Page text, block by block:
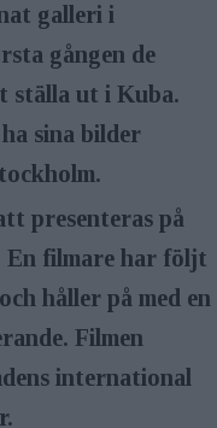
galleri i
gången de
ställa ut i Kuba.
sina bilder
presenteras på
En filmare har följt
håller på med en
Filmen
international